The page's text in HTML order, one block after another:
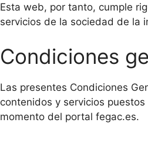
Esta web, por tanto, cumple
servicios de la sociedad de la
Condiciones
Las presentes Condiciones
contenidos y servicios
momento del portal fegac.es.